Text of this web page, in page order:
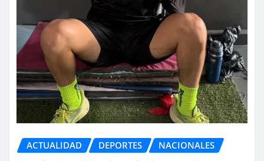
ACTUALIDAD DEPORTES NACIONALES